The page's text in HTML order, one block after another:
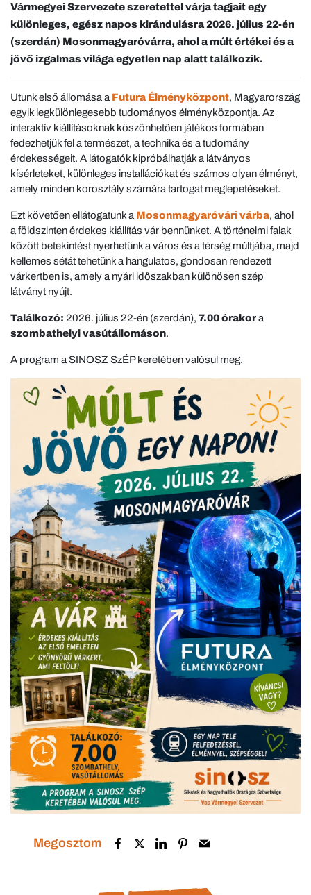
Vármegyei Szervezete szeretettel várja tagjait egy
különleges, egész napos kirándulásra 2026. július 22-én
(szerdán) Mosonmagyaróvárra, ahol a múlt értékei és a
jövő izgalmas világa egyetlen nap alatt találkozik.
Utunk első állomása a Futura Élményközpont, Magyarország
egyik legkülönlegesebb tudományos élményközpontja. Az
interaktív kiállításoknak köszönhetően játékos formában
fedezhetjük fel a természet, a technika és a tudomány
érdekességeit. A látogatók kipróbálhatják a látványos
kísérleteket, különleges installációkat és számos olyan élményt,
amely minden korosztály számára tartogat meglepetéseket.
Ezt követően ellátogatunk a Mosonmagyaróvári várba, ahol
a földszinten érdekes kiállítás vár bennünket. A történelmi falak
között betekintést nyerhetünk a város és a térség múltjába, majd
kellemes sétát tehetünk a hangulatos, gondosan rendezett
várkertben is, amely a nyári időszakban különösen szép
látványt nyújt.
Találkozó: 2026. július 22-én (szerdán), 7.00 órakora
szombathelyi vasútállomáson.
A program a SINOSZ SzÉP keretében valósul meg.
Megosztom